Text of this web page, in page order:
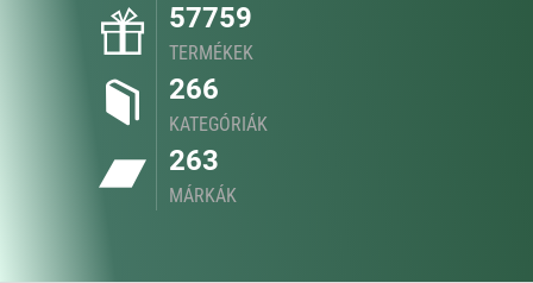
57759
TERMÉKEK
266
KATEGÓRIÁK
263
MÁRKÁK